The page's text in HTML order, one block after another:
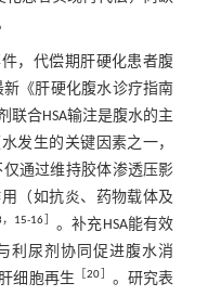
，代偿期肝硬化患者腹
新《肝硬化腹水诊疗指南
联合HSA输注是腹水的主
发生的关键因素之一，
通过维持胶体渗透压影
（如抗炎、药物载体及
， 15-16
。补充HSA能有效
利尿剂协同促进腹水消
细胞再生 ［20
。研究表